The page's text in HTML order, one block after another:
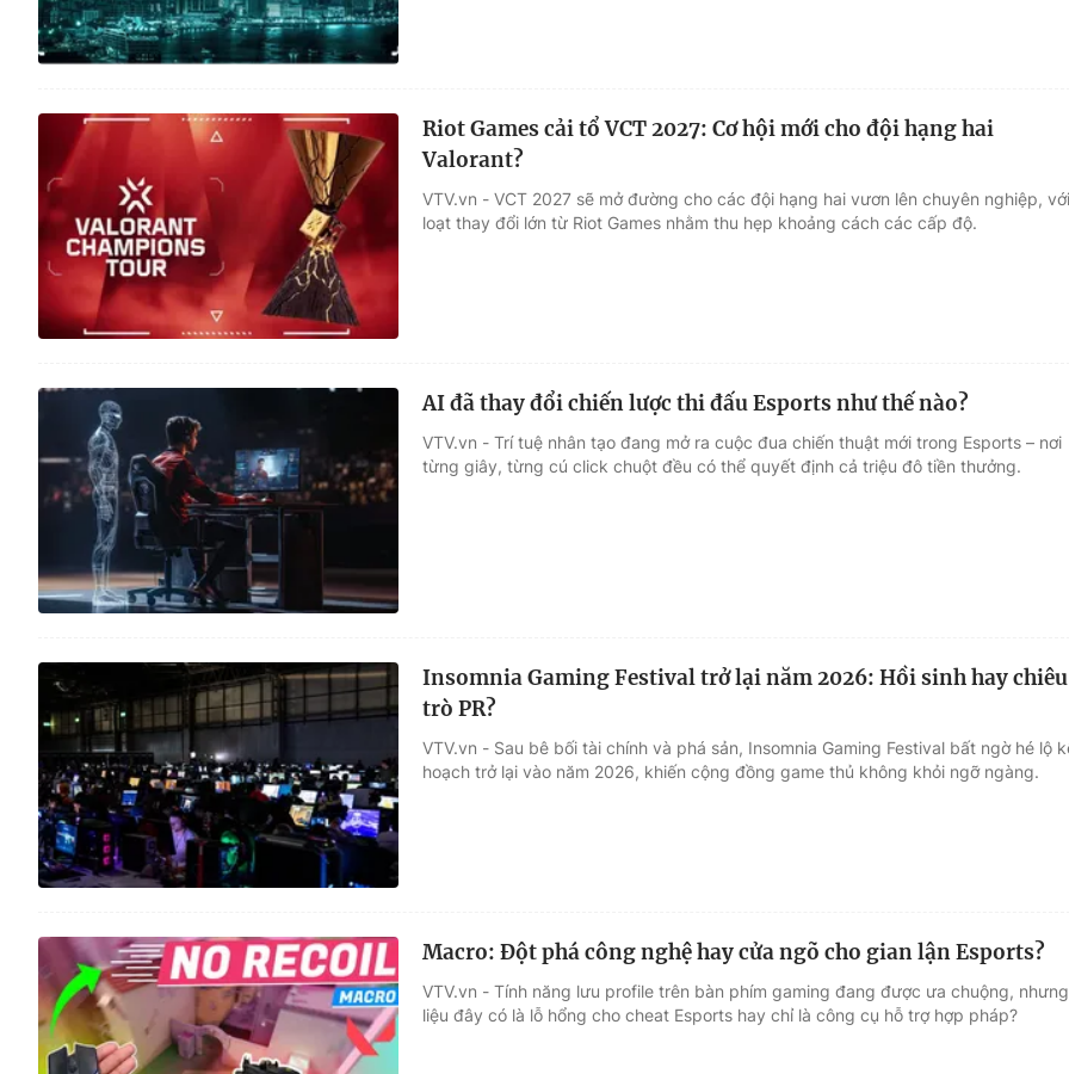
Riot Games cải tổ VCT 2027: Cơ hội mới cho đội hạng hai
Valorant?
VTV.vn - VCT 2027 sẽ mở đường cho các đội hạng hai vươn lên chuyên nghiệp, với
loạt thay đổi lớn từ Riot Games nhằm thu hẹp khoảng cách các cấp độ.
AI đã thay đổi chiến lược thi đấu Esports như thế nào?
VTV.vn - Trí tuệ nhân tạo đang mở ra cuộc đua chiến thuật mới trong Esports – nơi
từng giây, từng cú click chuột đều có thể quyết định cả triệu đô tiền thưởng.
Insomnia Gaming Festival trở lại năm 2026: Hồi sinh hay chiêu
trò PR?
VTV.vn - Sau bê bối tài chính và phá sản, Insomnia Gaming Festival bất ngờ hé lộ
hoạch trở lại vào năm 2026, khiến cộng đồng game thủ không khỏi ngỡ ngàng.
Macro: Đột phá công nghệ hay cửa ngõ cho gian lận Esports?
VTV.vn - Tính năng lưu profile trên bàn phím gaming đang được ưa chuộng, nhưng
liệu đây có là lỗ hổng cho cheat Esports hay chỉ là công cụ hỗ trợ hợp pháp?